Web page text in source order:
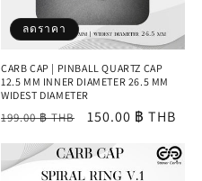
ลดราคา
CARB CAP | PINBALL QUARTZ CAP
12.5 MM INNER DIAMETER 26.5 MM
WIDEST DIAMETER
ราคา
199.00 ฿ THB
ราคา
150.00 ฿ THB